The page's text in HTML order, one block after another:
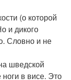
(о которой
и дикого
Словно и не
шведской
в висе. Это